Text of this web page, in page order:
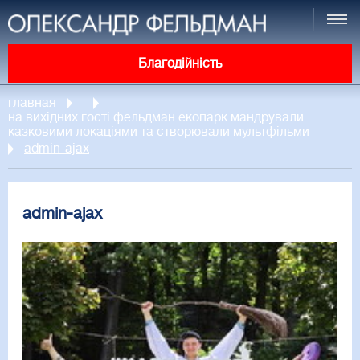
Благодійність
главная
на вихідних гості фельдман екопарк мандрували
казковими локаціями та створювали мультфільми
admin-ajax
admin-ajax